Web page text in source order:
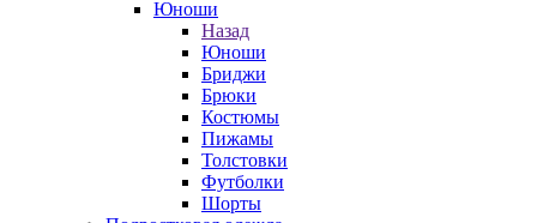
Юноши
Назад
Юноши
Бриджи
Брюки
Костюмы
Пижамы
Толстовки
Футболки
Шорты